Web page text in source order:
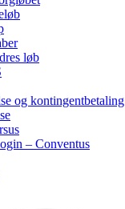
løb
og kontingentbetaling
– Conventus